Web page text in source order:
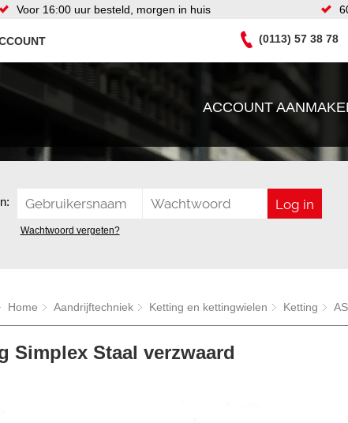
Voor 16:00 uur besteld, morgen in huis
(0113) 57 38 78
ACCOUNT
Wachtwoord vergeten?
Home Aandrijftechniek Ketting en kettingwielen Ketting
Simplex Staal verzwaard